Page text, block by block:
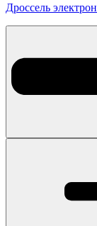
Дроссель